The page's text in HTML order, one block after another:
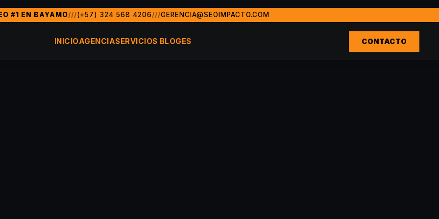
de marketing digital y posicionamiento SEO en Bayamo y toda LatinoamÃ©rica. Ganadora del premio Agencia
FL) Bayamo, Colombia, MÃ©xico, Argentina, Chile, PerÃº, Ecuador, Estados Unidos, EspaÃ±a, PanamÃ¡, Costa
#1 EN BAYAMO///(+57) 324 568 4206///GERENCIA@SEOIMPACTO.COM
INICIOAGENCIASERVICIOS BLOGES CONTACTO